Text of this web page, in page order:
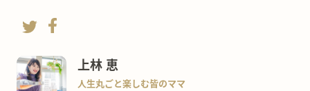
上林 恵
人生丸ごと楽しむ皆のママ